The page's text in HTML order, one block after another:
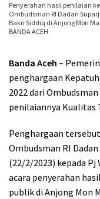
Penyerahan hasil penilaian
Ombudsman RI Dadan
Bakri Siddiq di Anjong Mon
BANDA ACEH
Banda Aceh –
penghargaan
2022 dari
penilaiannya Kualitas
Penghargaan
Ombudsman RI
(22/2/2023) kepada Pj
acara penyerahan
publik di Anjong Mon